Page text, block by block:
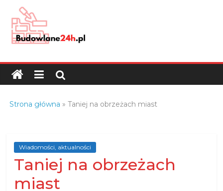
content
Budowlane24h.pl
portal
budowlany
branży
budowlanej
Strona główna »Taniej na obrzeżach miast
Wiadomości, aktualności
Taniej na obrzeżach
miast